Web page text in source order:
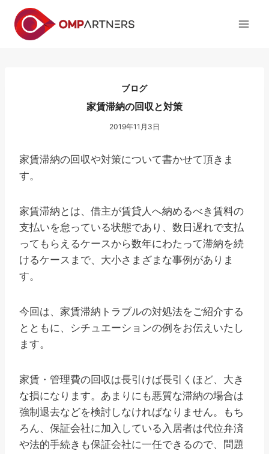
ブログ
家賃滞納の回収と対策
2019年11月3日
家賃滞納の回収や対策について書かせて頂きま
す。
家賃滞納とは、借主が賃貸人へ納めるべき賃料の
支払いを怠っている状態であり、数日遅れで支払
ってもらえるケースから数年にわたって滞納を続
けるケースまで、大小さまざまな事例がありま
す。
今回は、家賃滞納トラブルの対処法をご紹介する
とともに、シチュエーションの例をお伝えいたし
ます。
家賃・管理費の回収は長引けば長引くほど、大き
な損になります。あまりにも悪質な滞納の場合は
強制退去などを検討しなければなりません。もち
ろん、保証会社に加入している入居者は代位弁済
や法的手続きも保証会社に一任できるので、問題